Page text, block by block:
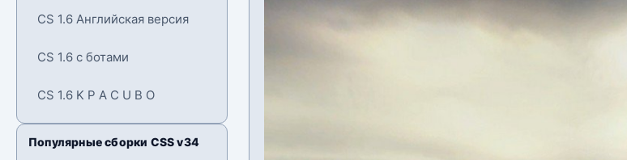
CS 1.6 Английская версия
CS 1.6 с ботами
CS 1.6 K P A C U B O
Популярные сборки CSS v34